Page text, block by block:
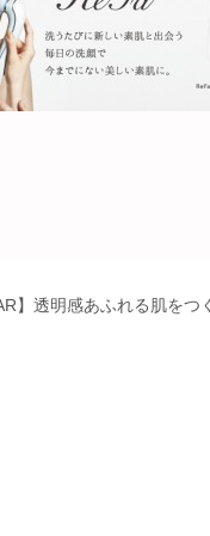
】透明感あふれる肌をつ